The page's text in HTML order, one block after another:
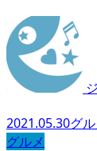
2021.05.30グ
グルメ